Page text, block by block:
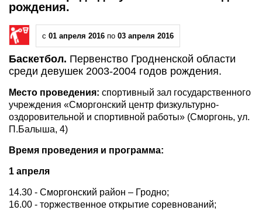
рождения.
с 01 апреля 2016 по 03 апреля 2016
Баскетбол. Первенство Гродненской области
среди девушек 2003-2004 годов рождения.
Место проведения: спортивный зал государственного
учреждения «Сморгонский центр физкультурно-
оздоровительной и спортивной работы» (Сморгонь, ул.
П.Балыша, 4)
Время проведения и программа:
1 апреля
14.30 - Сморгонский район – Гродно;
16.00 - торжественное открытие соревнований;